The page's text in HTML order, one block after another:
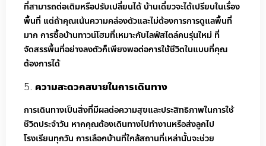
ที่สามารถต่อเติมหรือปรับเปลี่ยนได้ บ้านเดี่ยวจะได้เปรียบในเรื่อง
พื้นที่ แต่ถ้าคุณเน้นความคล่องตัวและไม่ต้องการการดูแลพื้นที่
มาก การซื้อบ้านทาวน์โฮมที่เหมาะกับไลฟ์สไตล์คนรุ่นใหม่ ที่
จัดสรรพื้นที่อย่างลงตัวก็เพียงพอต่อการใช้ชีวิตในแบบที่คุณ
ต้องการได้
ความสะดวกสบายในการเดินทาง
การเดินทางเป็นสิ่งที่มีผลต่อความสุขและประสิทธิภาพในการใช้
ชีวิตประจำวัน หากคุณต้องเดินทางไปทำงานหรือส่งลูกไป
โรงเรียนทุกวัน การเลือกบ้านที่ใกล้สถานที่เหล่านั้นจะช่วย